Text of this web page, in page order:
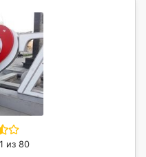
из 80